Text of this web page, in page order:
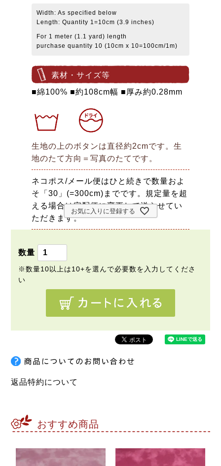
Width: As specified below
Length: Quantity 1=10cm (3.9 inches)
For 1 meter (1.1 yard) length
purchase quantity 10 (10cm x 10=100cm/1m)
素材・サイズ等
■綿100% ■約108cm幅 ■厚み約0.28mm
生地の上のボタンは直径約2cmです。生
地のたて方向＝写真のたてです。
ネコポス/メール便はひと続きで数量およ
そ「30」(=300cm)までです。規定量を超
える場合は宅配便に変更して送らせてい
ただきます。
お気に入りに登録する
返品特約について
おすすめ商品